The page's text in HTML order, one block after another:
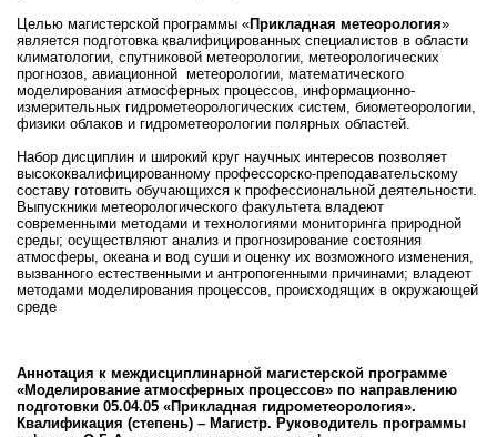
Целью магистерской программы «Прикладная метеорология»
является подготовка квалифицированных специалистов в области
климатологии, спутниковой метеорологии, метеорологических
прогнозов, авиационной метеорологии, математического
моделирования атмосферных процессов, информационно-
измерительных гидрометеорологических систем, биометеорологии,
физики облаков и гидрометеорологии полярных областей.
Набор дисциплин и широкий круг научных интересов позволяет
высококвалифицированному профессорско-преподавательскому
составу готовить обучающихся к профессиональной деятельности.
Выпускники метеорологического факультета владеют
современными методами и технологиями мониторинга природной
среды; осуществляют анализ и прогнозирование состояния
атмосферы, океана и вод суши и оценку их возможного изменения,
вызванного естественными и антропогенными причинами; владеют
методами моделирования процессов, происходящих в окружающей
среде
Аннотация к междисциплинарной магистерской программе
«Моделирование атмосферных процессов» по направлению
подготовки 05.04.05 «Прикладная гидрометеорология».
Квалификация (степень) – Магистр. Руководитель программы